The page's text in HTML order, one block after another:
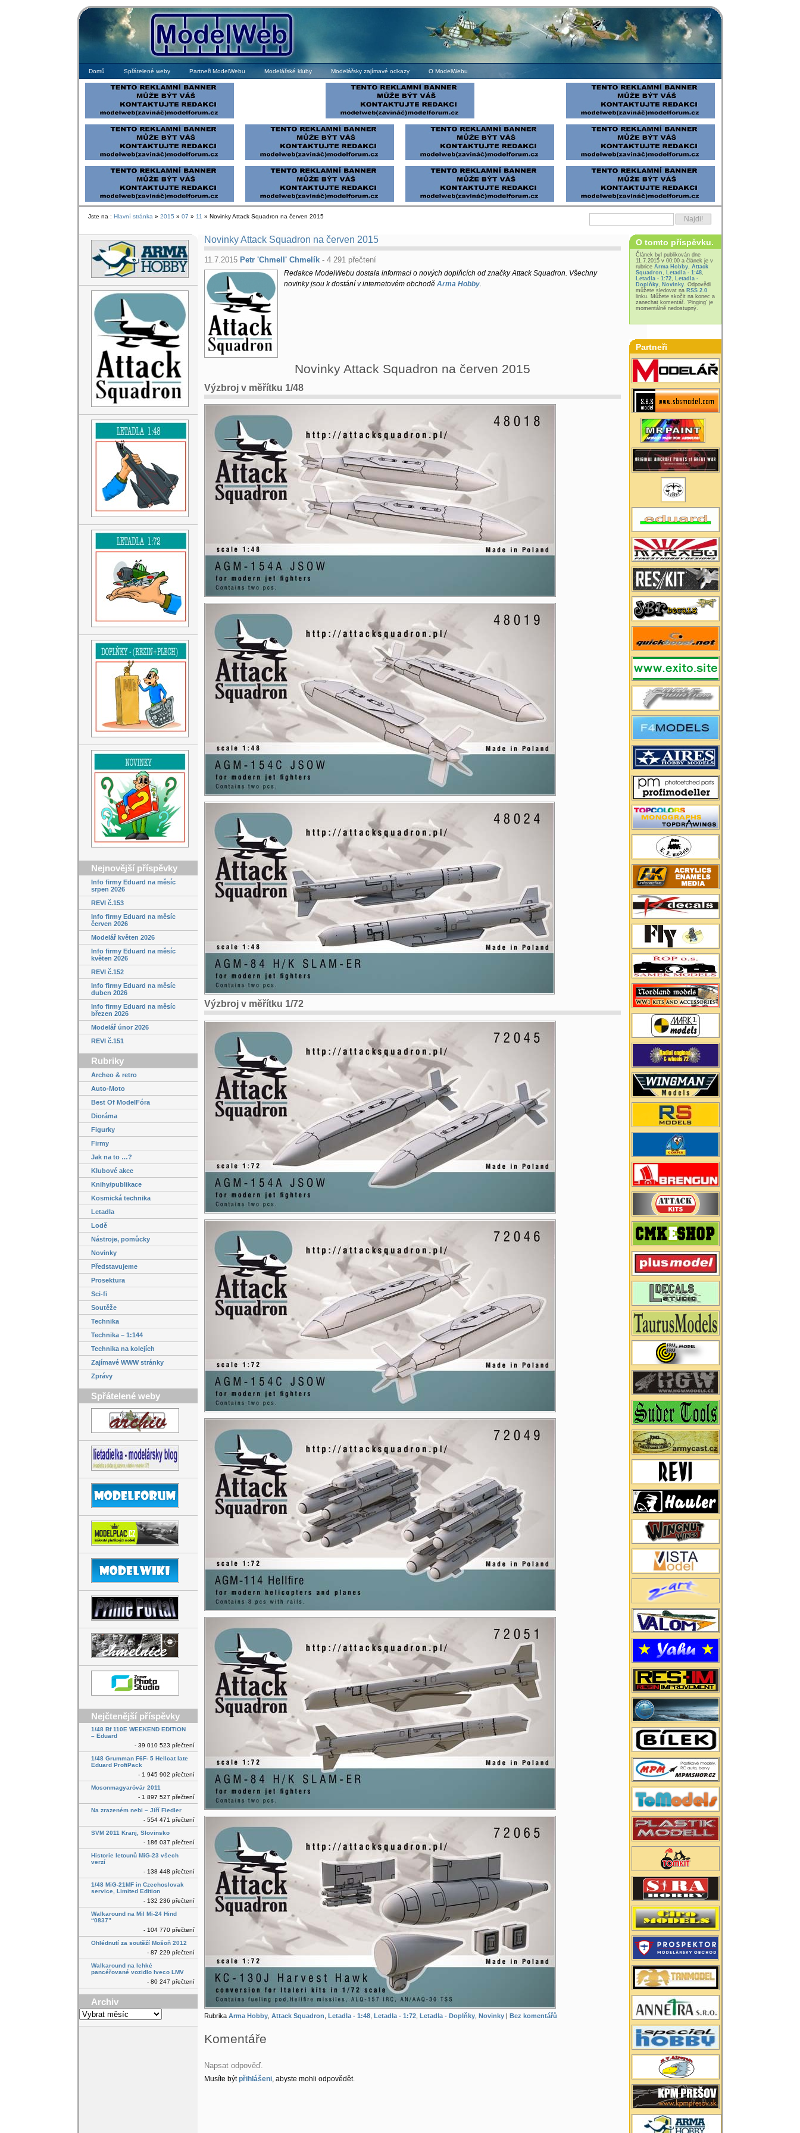
Domů Spřátelené weby Partneři ModelWebu Modelářské kluby Modelářsky zajímavé odkazy O ModelWebu
Jste na : Hlavní stránka » 2015 » 07 » 11 » Novinky Attack Squadron na červen 2015
Nejnovější příspěvky
Info firmy Eduard na měsíc
srpen 2026
REVI č.153
Info firmy Eduard na měsíc
červen 2026
Modelář květen 2026
Info firmy Eduard na měsíc
květen 2026
REVI č.152
Info firmy Eduard na měsíc
duben 2026
Info firmy Eduard na měsíc
březen 2026
Modelář únor 2026
REVI č.151
Rubriky
Archeo & retro
Auto-Moto
Best Of ModelFóra
Dioráma
Figurky
Firmy
Jak na to …?
Klubové akce
Knihy/publikace
Kosmická technika
Letadla
Lodě
Nástroje, pomůcky
Novinky
Představujeme
Prosektura
Sci-fi
Soutěže
Technika
Technika – 1:144
Technika na kolejích
Zajímavé WWW stránky
Zprávy
Spřátelené weby
Nejčtenější příspěvky
1/48 Bf 110E WEEKEND EDITION
– Eduard
- 39 010 523 přečtení
1/48 Grumman F6F- 5 Hellcat late
Eduard ProfiPack
- 1 945 902 přečtení
Mosonmagyaróvár 2011
- 1 897 527 přečtení
Na zrazeném nebi – Jiří Fiedler
- 554 471 přečtení
SVM 2011 Kranj, Slovinsko
- 186 037 přečtení
Historie letounů MiG-23 všech
verzí
- 138 448 přečtení
1/48 MiG-21MF in Czechoslovak
service, Limited Edition
- 132 236 přečtení
Walkaround na Mil Mi-24 Hind
“0837”
- 104 770 přečtení
Ohlédnutí za soutěží Mošoň 2012
- 87 229 přečtení
Walkaround na lehké
pancéřované vozidlo Iveco LMV
- 80 247 přečtení
Archiv
Archiv
Novinky Attack Squadron na červen 2015
11.7.2015 Petr 'Chmell' Chmelík- 4 291 přečtení
Redakce ModelWebu dostala informaci o nových doplňcích od značky Attack Squadron. Všechny
novinky jsou k dostání v internetovém obchodě Arma Hobby.
Novinky Attack Squadron na červen 2015
Výzbroj v měřítku 1/48
Výzbroj v měřítku 1/72
Rubrika Arma Hobby, Attack Squadron Letadla - 1:48, Letadla - 1:72, Letadla - Doplňky, Novinky| Bez komentářů
Komentáře
Napsat odpověď.
Musíte býtpřihlášeni, abyste mohli odpovědět.
O tomto příspěvku.
Článek byl publikován dne
11.7.2015 v 00:00 a článek je v
rubrice Arma Hobby, Attack
Squadron
Letadla - 1:48,
Letadla - 1:72,
Letadla -
Doplňky, Novinky. Odpovědi
můžete sledovat na RSS 2.0
linku. Můžete skočit na konec a
zanechat komentář. 'Pinging' je
momentálně nedostupný.
Partneři